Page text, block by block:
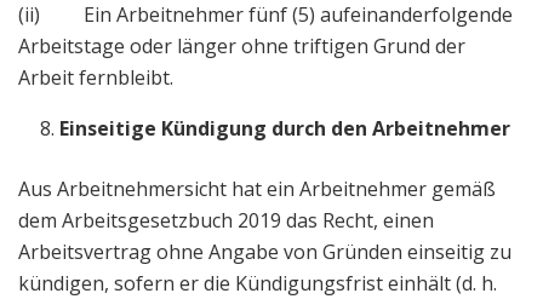
(ii) Ein Arbeitnehmer fünf (5) aufeinanderfolgende
Arbeitstage oder länger ohne triftigen Grund der
Arbeit fernbleibt.
Einseitige Kündigung durch den Arbeitnehmer
Aus Arbeitnehmersicht hat ein Arbeitnehmer gemäß
dem Arbeitsgesetzbuch 2019 das Recht, einen
Arbeitsvertrag ohne Angabe von Gründen einseitig zu
kündigen, sofern er die Kündigungsfrist einhält (d. h.